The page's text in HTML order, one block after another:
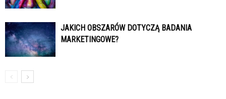
JAKICH OBSZARÓW DOTYCZĄ BADANIA
MARKETINGOWE?